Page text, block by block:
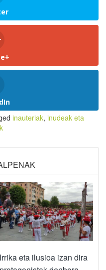
inauteriak, inudeak eta
Irrika eta ilusioa izan dira